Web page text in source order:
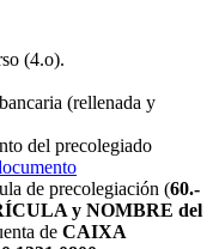
(4.o).
(rellenada y
del precolegiado
de precolegiación (60.-
y NOMBRE del
de CAIXA